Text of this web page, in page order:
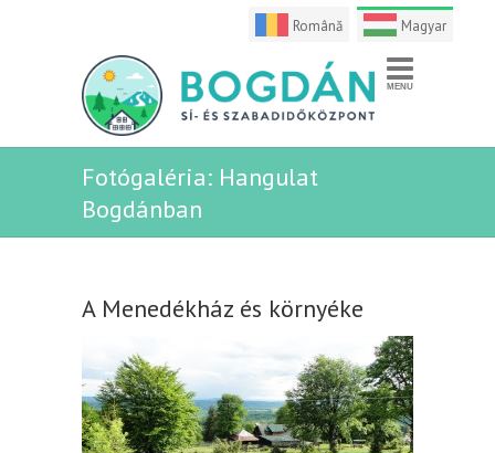
Română Magyar
Fotógaléria: Hangulat
Bogdánban
A Menedékház és környéke